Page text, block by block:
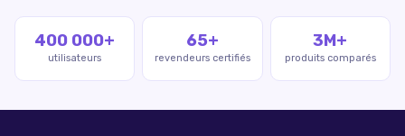
400 000+
utilisateurs
65+
revendeurs certifiés
3M+
produits comparés